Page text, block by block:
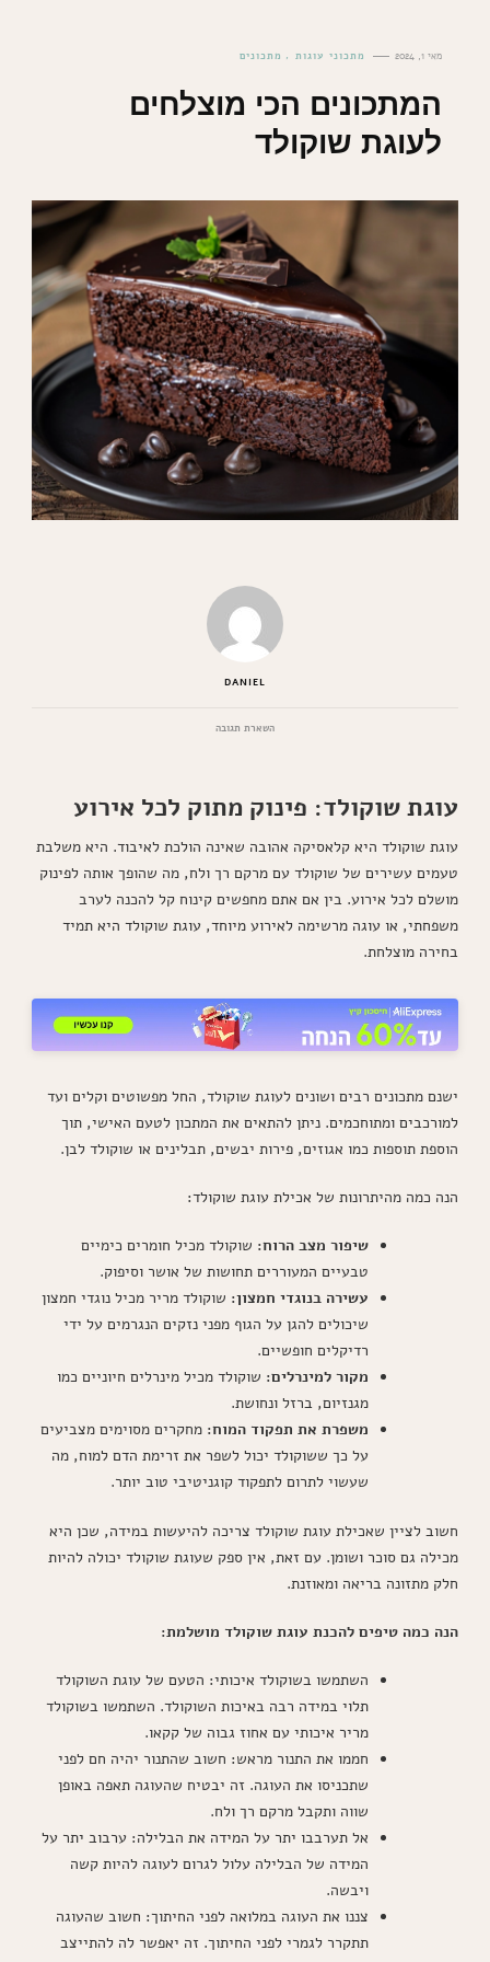
מאי 1, 2024 מתכוני עוגות מתכונים
המתכונים הכי מוצלחים
לעוגת שוקולד
DANIEL
השארת תגובהבנושא
שוקולד
עוגת שוקולד: פינוק מתוק לכל אירוע
עוגת שוקולד היא קלאסיקה אהובה שאינה הולכת לאיבוד. היא משלבת
טעמים עשירים של שוקולד עם מרקם רך ולח, מה שהופך אותה לפינוק
מושלם לכל אירוע. בין אם אתם מחפשים קינוח קל להכנה לערב
משפחתי, או עוגה מרשימה לאירוע מיוחד, עוגת שוקולד היא תמיד
בחירה מוצלחת.
ישנם מתכונים רבים ושונים לעוגת שוקולד, החל מפשוטים וקלים ועד
למורכבים ומתוחכמים. ניתן להתאים את המתכון לטעם האישי, תוך
הוספת תוספות כמו אגוזים, פירות יבשים, תבלינים או שוקולד לבן.
הנה כמה מהיתרונות של אכילת עוגת שוקולד:
שיפור מצב הרוח: שוקולד מכיל חומרים כימיים
טבעיים המעוררים תחושות של אושר וסיפוק.
עשירה בנוגדי חמצון: שוקולד מריר מכיל נוגדי חמצון
שיכולים להגן על הגוף מפני נזקים הנגרמים על ידי
רדיקלים חופשיים.
מקור למינרלים: שוקולד מכיל מינרלים חיוניים כמו
מגנזיום, ברזל ונחושת.
משפרת את תפקוד המוח: מחקרים מסוימים מצביעים
על כך ששוקולד יכול לשפר את זרימת הדם למוח, מה
שעשוי לתרום לתפקוד קוגניטיבי טוב יותר.
חשוב לציין שאכילת עוגת שוקולד צריכה להיעשות במידה, שכן היא
מכילה גם סוכר ושומן. עם זאת, אין ספק שעוגת שוקולד יכולה להיות
חלק מתזונה בריאה ומאוזנת.
הנה כמה טיפים להכנת עוגת שוקולד מושלמת:
השתמשו בשוקולד איכותי: הטעם של עוגת השוקולד
תלוי במידה רבה באיכות השוקולד. השתמשו בשוקולד
מריר איכותי עם אחוז גבוה של קקאו.
חממו את התנור מראש: חשוב שהתנור יהיה חם לפני
שתכניסו את העוגה. זה יבטיח שהעוגה תאפה באופן
שווה ותקבל מרקם רך ולח.
אל תערבבו יתר על המידה את הבלילה: ערבוב יתר על
המידה של הבלילה עלול לגרום לעוגה להיות קשה
ויבשה.
צננו את העוגה במלואה לפני החיתוך: חשוב שהעוגה
תתקרר לגמרי לפני החיתוך. זה יאפשר לה להתייצב